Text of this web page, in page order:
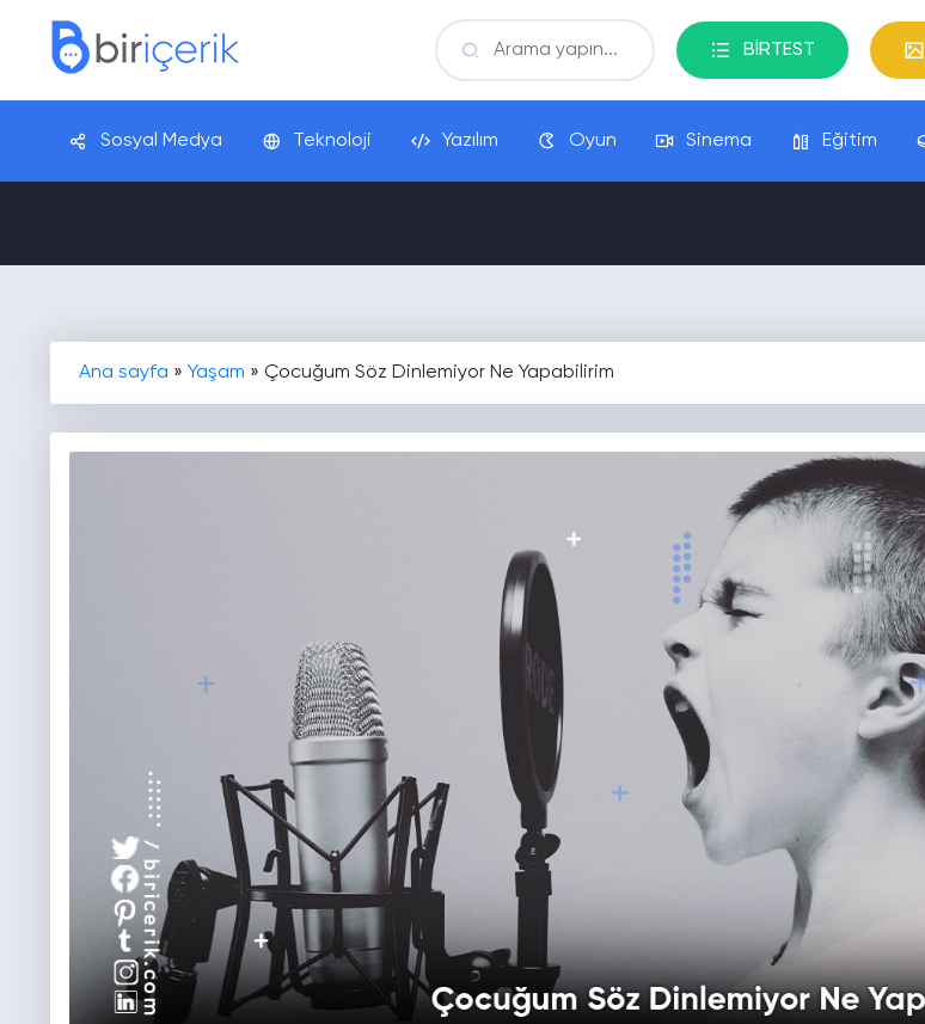
BİRTEST
Sosyal Medya Teknoloji Yazılım Oyun Sinema Eğitim
Ana sayfa » Yaşam » Çocuğum Söz Dinlemiyor Ne Yapabilirim